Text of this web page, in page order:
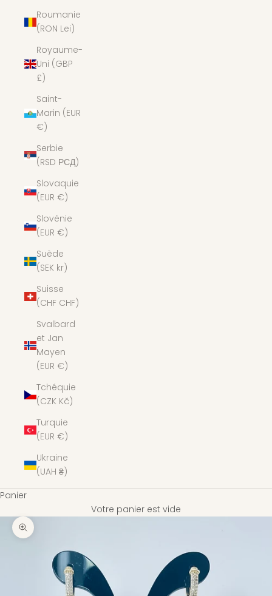
Roumanie
(RON Lei)
Royaume-
Uni (GBP
£)
Saint-
Marin (EUR
€)
Serbie
(RSD РСД)
Slovaquie
(EUR €)
Slovénie
(EUR €)
Suède
(SEK kr)
Suisse
(CHF CHF)
Svalbard
et Jan
Mayen
(EUR €)
Tchéquie
(CZK Kč)
Turquie
(EUR €)
Ukraine
(UAH ₴)
Panier
Votre panier est vide
Zoomer sur l'image